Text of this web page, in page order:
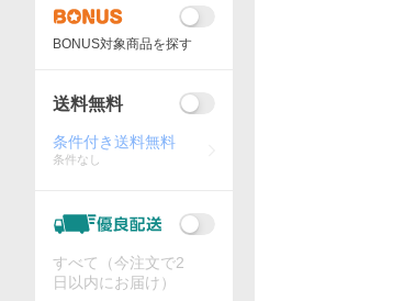
BONUS対象商品を探す
送料無料
条件付き送料無料
条件なし
すべて（今注文で2
日以内にお届け）